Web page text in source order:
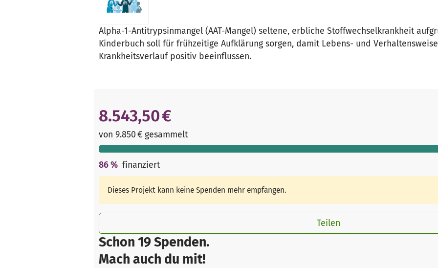
Alpha-1-Antitrypsinmangel (AAT-Mangel) seltene, erbliche Stoffwechselkrankheit
Kinderbuch soll für frühzeitige Aufklärung sorgen, damit Lebens- und
Krankheitsverlauf positiv beeinflussen.
Schon 19 Spenden.
Mach auch du mit!
8.543,50 €
von 9.850 € gesammelt
86% finanziert
Dieses Projekt kann keine Spenden mehr empfangen.
Teilen